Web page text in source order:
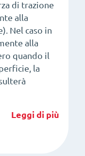
di trazione
alla
Nel caso in
alla
quando il
la
Leggi di più